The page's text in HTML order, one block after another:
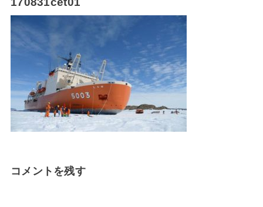
コメントを残す